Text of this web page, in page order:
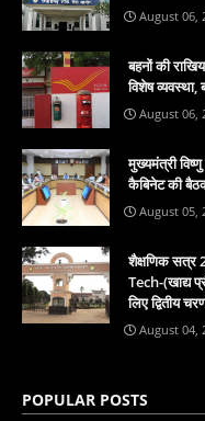
August 06,
बहनों की
विशेष व्यवस्था,
August 06,
मुख्यमंत्री
कैबिनेट की
August 05,
शैक्षणिक सत्र
Tech-(खाद्य
लिए द्वितीय
August 04,
POPULAR POSTS